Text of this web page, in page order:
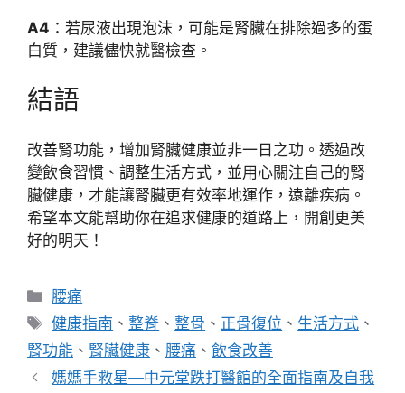
A4 ：若尿液出現泡沫，可能是腎臟在排除過多的蛋
白質，建議儘快就醫檢查。
結語
改善腎功能，增加腎臟健康並非一日之功。透過改
變飲食習慣、調整生活方式，並用心關注自己的腎
臟健康，才能讓腎臟更有效率地運作，遠離疾病。
希望本文能幫助你在追求健康的道路上，開創更美
好的明天！
分
類
腰痛
標
籤
健康指南 、整脊 、整骨 、 正骨復位 、 生活方式 、
腎功能 、 腎臟健康 、 腰痛 、 飲食改善
媽媽手救星—中元堂跌打醫館的全面指南及自我